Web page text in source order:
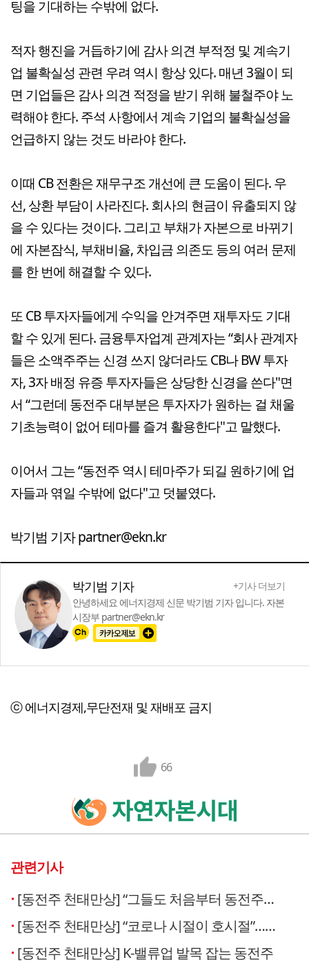
팅을 기대하는 수밖에 없다.
적자 행진을 거듭하기에 감사 의견 부적정 및 계속기
업 불확실성 관련 우려 역시 항상 있다. 매년 3월이 되
면 기업들은 감사 의견 적정을 받기 위해 불철주야 노
력해야 한다. 주석 사항에서 계속 기업의 불확실성을
언급하지 않는 것도 바라야 한다.
이때 CB 전환은 재무구조 개선에 큰 도움이 된다. 우
선, 상환 부담이 사라진다. 회사의 현금이 유출되지 않
을 수 있다는 것이다. 그리고 부채가 자본으로 바뀌기
에 자본잠식, 부채비율, 차입금 의존도 등의 여러 문제
를 한 번에 해결할 수 있다.
또 CB 투자자들에게 수익을 안겨주면 재투자도 기대
할 수 있게 된다. 금융투자업계 관계자는 “회사 관계자
들은 소액주주는 신경 쓰지 않더라도 CB나 BW 투자
자, 3자 배정 유증 투자자들은 상당한 신경을 쓴다"면
서 “그런데 동전주 대부분은 투자자가 원하는 걸 채울
기초능력이 없어 테마를 즐겨 활용한다"고 말했다.
이어서 그는 “동전주 역시 테마주가 되길 원하기에 업
자들과 엮일 수밖에 없다"고 덧붙였다.
박기범 기자 partner@ekn.kr
박기범 기자
+기사 더보기
안녕하세요 에너지경제 신문 박기범 기자 입니다. 자본
시장부 partner@ekn.kr
ⓒ 에너지경제,무단전재 및 재배포 금지
66
관련기사
[동전주 천태만상] “그들도 처음부터 동전주는 아니었다”
[동전주 천태만상] “코로나 시절이 호시절”…늘어나는 동전주
[동전주 천태만상] K-밸류업 발목 잡는 동전주